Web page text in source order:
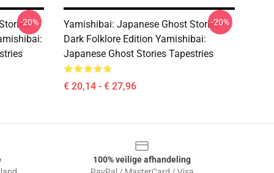
–
-20%
Yamishibai: Japanese Ghost Stories –
Dark Folklore Edition Yamishibai:
Japanese Ghost Stories Tapestries
€ 20,14 - € 27,96
-20%
100% veilige afhandeling